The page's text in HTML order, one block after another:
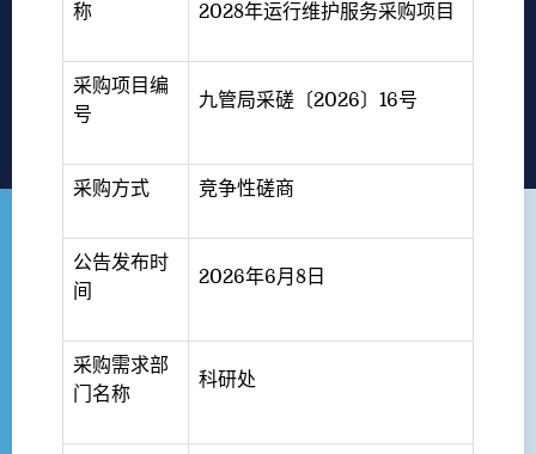
称
2028年运行维护服务采购项目
采购项目编
号
九管局采磋〔2026〕16号
采购方式 竞争性磋商
公告发布时
间
2026年6月8日
采购需求部
门名称
科研处